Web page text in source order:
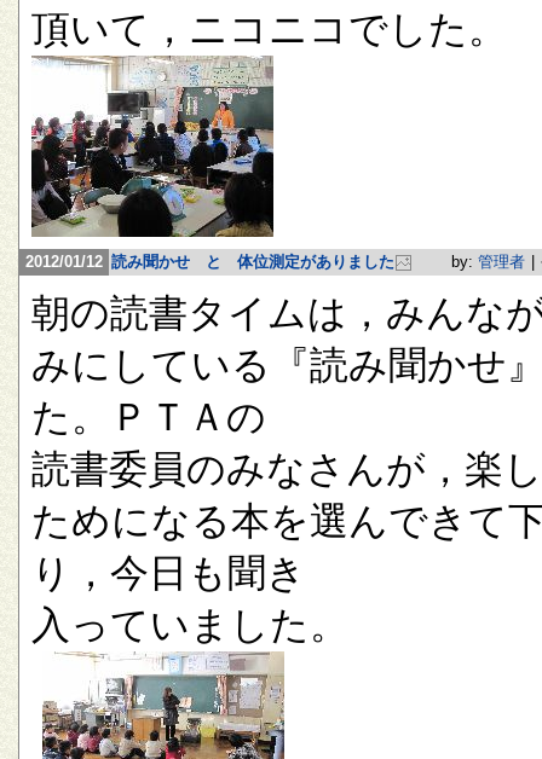
頂いて，ニコニコでした。
2012/01/12 読み聞かせ と 体位測定がありました by: 管理者
朝の読書タイムは，みんな
みにしている『読み聞かせ
た。ＰＴＡの
読書委員のみなさんが，楽
ためになる本を選んできて
り，今日も聞き
入っていました。